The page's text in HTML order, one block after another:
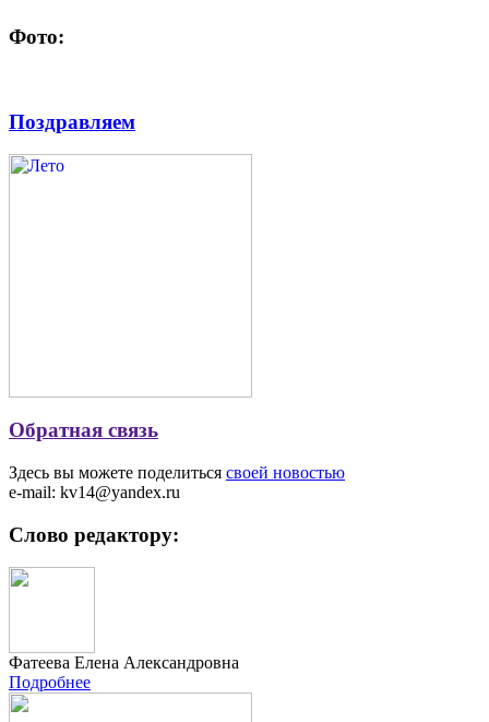
Фото:
Поздравляем
Обратная связь
Здесь вы можете поделиться своей новостью
e-mail: kv14@yandex.ru
Слово редактору:
Фатеева Елена Александровна
Подробнее